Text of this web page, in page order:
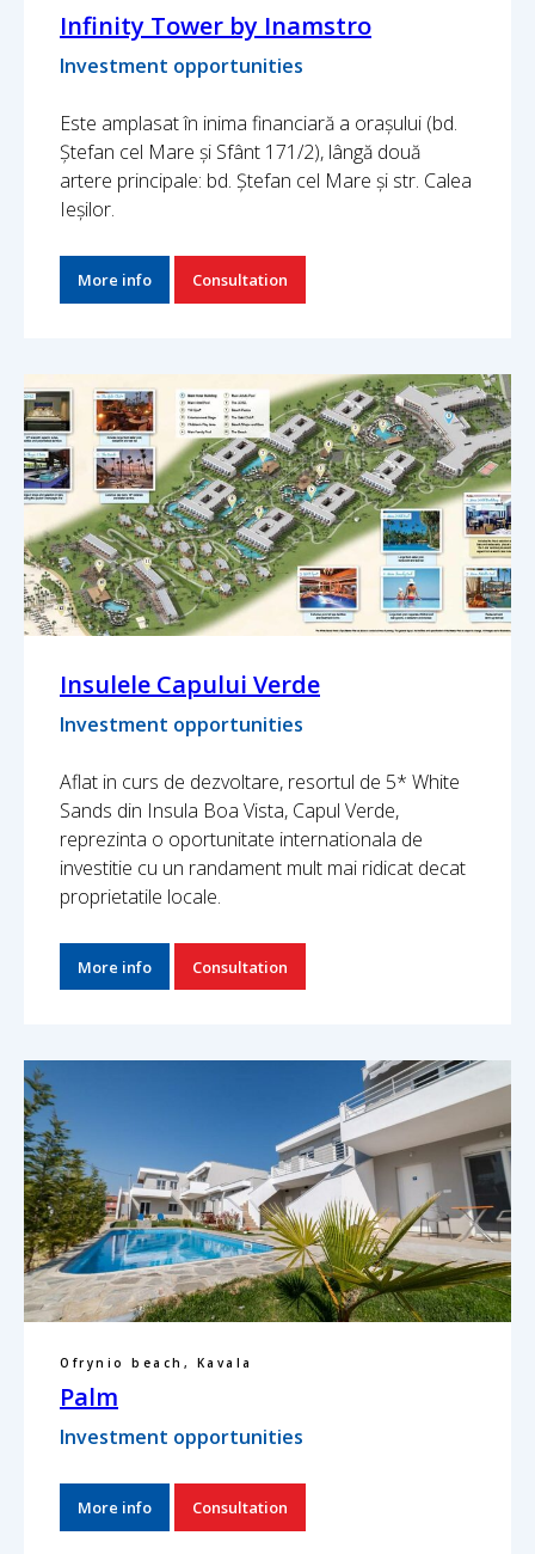
Infinity Tower by Inamstro
Investment opportunities
Este amplasat în inima financiară a orașului (bd.
Ștefan cel Mare și Sfânt 171/2), lângă două
artere principale: bd. Ștefan cel Mare și str. Calea
Ieșilor.
More info Consultation
Insulele Capului Verde
Investment opportunities
Aflat in curs de dezvoltare, resortul de 5* White
Sands din Insula Boa Vista, Capul Verde,
reprezinta o oportunitate internationala de
investitie cu un randament mult mai ridicat decat
proprietatile locale.
More info Consultation
Ofrynio beach, Kavala
Palm
Investment opportunities
More info Consultation